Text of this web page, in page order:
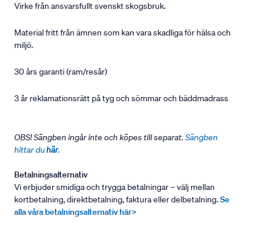
Virke från ansvarsfullt svenskt skogsbruk.
Material fritt från ämnen som kan vara skadliga för hälsa och
miljö.
30 års garanti (ram/resår)
3 år reklamationsrätt på tyg och sömmar och bäddmadrass
OBS! Sängben ingår inte och köpes till separat. Sängben
hittar duhär.
Betalningsalternativ
Vi erbjuder smidiga och trygga betalningar – välj mellan
kortbetalning, direktbetalning, faktura eller delbetalning.Se
alla våra betalningsalternativ här>